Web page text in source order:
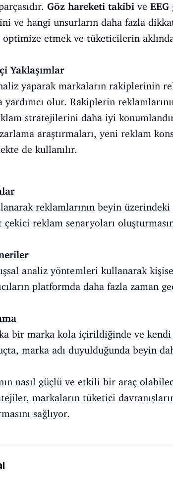
Göz hareketi takibi ve EEG
ve hangi unsurların daha fazla
optimize etmek ve tüketicilerin
Yaklaşımlar
yaparak markaların rakiplerinin
olur. Rakiplerin
stratejilerini daha iyi
araştırmaları, yeni reklam
de kullanılır.
reklamlarının beyin
reklam senaryoları
analiz yöntemleri kullanarak
platformda daha fazla zaman
bir marka kola içirildiğinde ve kendi
marka adı duyulduğunda beyin
nasıl güçlü ve etkili bir araç
markaların tüketici
sağlıyor.